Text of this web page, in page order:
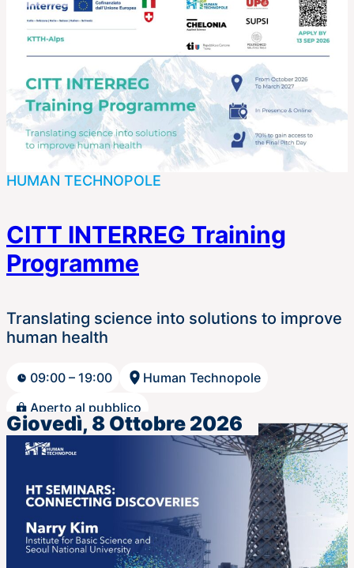
HUMAN TECHNOPOLE
CITT INTERREG Training
Programme
Translating science into solutions to improve
human health
09:00 – 19:00
Human Technopole
Aperto al pubblico
Giovedì, 8 Ottobre 2026